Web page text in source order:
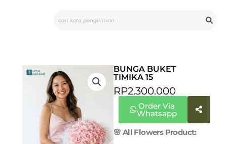
BUNGA BUKET
TIMIKA 15
RP2.300.000
Order Via
Whatsapp
🌸 All Flowers Product: